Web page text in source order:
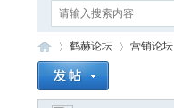
鹤赫论坛 营销论坛